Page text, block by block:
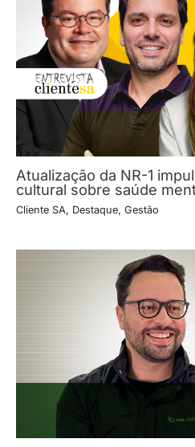
Atualização da NR-1
cultural sobre saúde
Cliente SA, Destaque, Gestão